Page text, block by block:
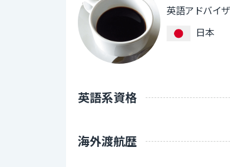
英語アドバイ
日本
英語系資格
海外渡航歴